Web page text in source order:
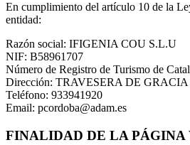
En cumplimiento del artículo 10 de la
entidad:
Razón social: IFIGENIA COU S.L.U
NIF: B58961707
Número de Registro de Turismo de
Dirección: TRAVESERA DE
Teléfono: 933941920
Email: pcordoba@adam.es
FINALIDAD DE LA PÁGINA